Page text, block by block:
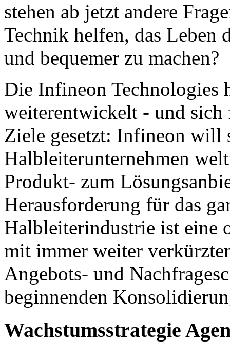
stehen ab jetzt andere
Technik helfen, das Leben
und bequemer zu machen?
Die Infineon Technologies
weiterentwickelt - und sich
Ziele gesetzt: Infineon will
Halbleiterunternehmen
Produkt- zum
Herausforderung für das
Halbleiterindustrie ist eine
mit immer weiter
Angebots- und
beginnenden
Wachstumsstrategie